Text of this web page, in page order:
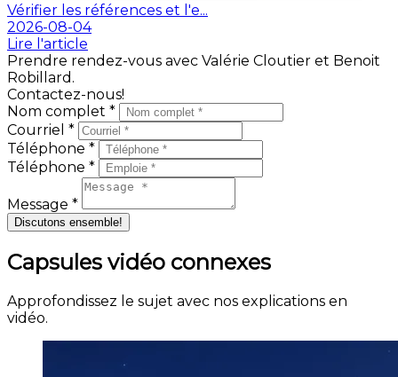
Vérifier les références et l'e...
2026-08-04
Lire l'article
Prendre rendez-vous avec Valérie Cloutier et Benoit
Robillard.
Contactez-nous!
Nom complet *
Courriel *
Téléphone *
Téléphone *
Message *
Discutons ensemble!
Capsules vidéo connexes
Approfondissez le sujet avec nos explications en
vidéo.